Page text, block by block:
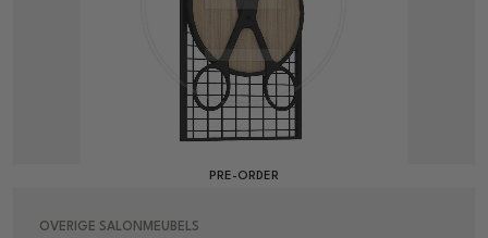
PRE-ORDER
OVERIGE SALONMEUBELS